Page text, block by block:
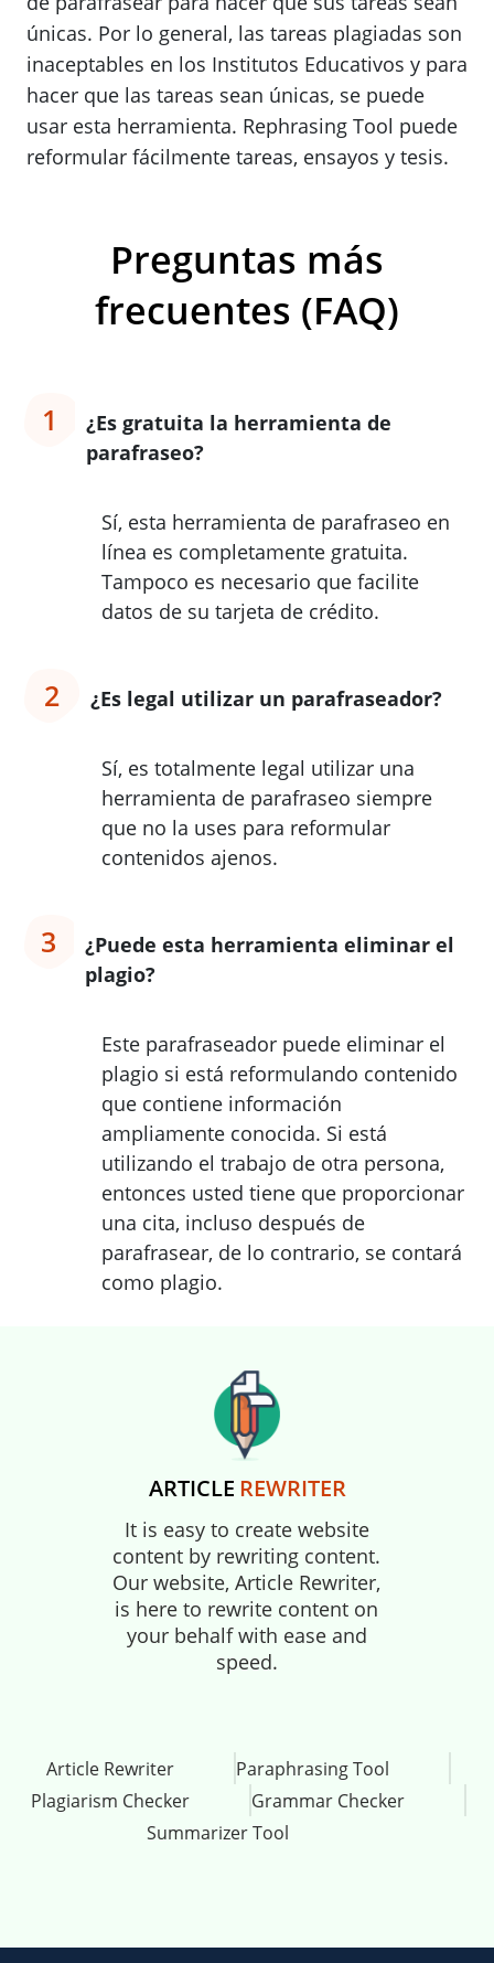
únicas. Por lo general, las tareas plagiadas son
inaceptables en los Institutos Educativos y para
hacer que las tareas sean únicas, se puede
usar esta herramienta. Rephrasing Tool puede
reformular fácilmente tareas, ensayos y tesis.
Preguntas más
frecuentes (FAQ)
1
¿Es gratuita la herramienta de
parafraseo?
Sí, esta herramienta de parafraseo en
línea es completamente gratuita.
Tampoco es necesario que facilite
datos de su tarjeta de crédito.
2 ¿Es legal utilizar un parafraseador?
Sí, es totalmente legal utilizar una
herramienta de parafraseo siempre
que no la uses para reformular
contenidos ajenos.
3
¿Puede esta herramienta eliminar el
plagio?
Este parafraseador puede eliminar el
plagio si está reformulando contenido
que contiene información
ampliamente conocida. Si está
utilizando el trabajo de otra persona,
entonces usted tiene que proporcionar
una cita, incluso después de
parafrasear, de lo contrario, se contará
como plagio.
ARTICLE REWRITER
It is easy to create website
content by rewriting content.
Our website, Article Rewriter,
is here to rewrite content on
your behalf with ease and
speed.
Article Rewriter
Paraphrasing Tool
Plagiarism Checker
Grammar Checker
Summarizer Tool